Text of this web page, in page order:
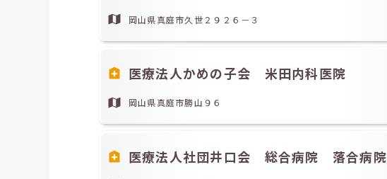
岡山県真庭市久世２９２６－３
医療法人かめの子会 米田内科医院
岡山県真庭市勝山９６
医療法人社団井口会 総合病院 落合病院